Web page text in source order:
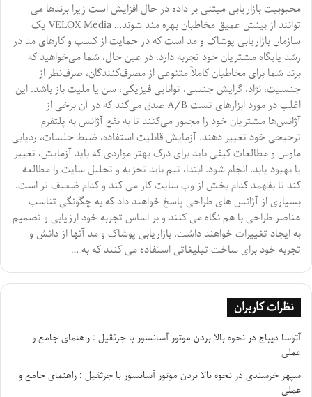
محبوبیت بازاریابی مبتنی بر داده در حال افزایش است زیرا برندها می
توانند از بینش عمیق مخاطبان بهره مند شوند… VELOX Media یک
سازمان بازاریابی پوشاک و مد است که در حمایت از کسب و کارهای مد در
رشد پایگاه مشتریان خود تجربه دارد. در عین حال، شما می‌خواهید که
برند شما برای مخاطبان کاملاً متنوعی از مصرف‌کنندگان، صرف‌نظر از
جنسیت، نژاد، گرایش جنسی، توانایی فیزیکی، سن یا ملیت باز باشد. این
اغلب در مورد ابزارهای تست A/B صدق می‌کند که در آن برخی از
آژانس‌ها مشتریان خود را مجبور می‌کنند تا به نفع آژانس به پلتفرم
ترجیحی خود تغییر دهند. آزمایش قابلیت استفاده، ضبط جلسات، ردیابی
ماوس و مطالعات کیفی باید برای درک بهتر مواردی که باید آزمایش، تغییر
یا بهبود یابد، انجام شود. ابتدا، تیم باید تجزیه و تحلیل سایت را مطالعه
کند تا بفهمد کدام بخش از وب سایت کار می کند و کدام ضعیف تر است.
بسیاری از آژانس های طراحی پاسخ خواهند داد که به چگونگی تناسب
عناصر طراحی با هم نگاه می کنند و بر اساس تجربه خود ارزیابی و تصمیم
به ایجاد تغییرات خواهند داشت. بازاریابی پوشاک و مد آنها از دانش و
تجربه خود برای ساخت تبلیغاتی استفاده می کنند که به …
نظرات کاربران
آتوسا دیباج درنحوه بالا بردن موتور آسانسور با جرثقیل : راهنمای جامع و
عملی
سپهر خرسندی درنحوه بالا بردن موتور آسانسور با جرثقیل : راهنمای جامع و
عملی